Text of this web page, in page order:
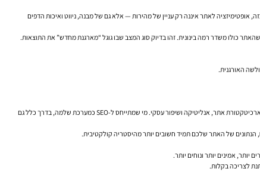
אופטימיזציה לאתר איננה רק עניין של מהירות — אלא גם של מבנה, ניווט ואיכות הדפים
כולו משדר רמה בינונית. זהו בדיוק סוג המצב שבו גוגל “מארגנת מחדש” את התוצאות.
. אחת הדרכים הנכונות לבחון גורם מקצועי היא לשאול האם הוא מדבר רק על “קידום מיקומים”, או גם על איכות תוכן, כוונת חיפוש, ארכיטקטורת אתר, אנליטיקה ושיפור עסקי. מי שמתייחס ל-SEO כמערכת שלמה, בדרך כלל גם
לצריכה בקלות.